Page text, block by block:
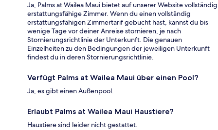
Ja, Palms at Wailea Maui bietet auf unserer Website vollständig
erstattungsfähige Zimmer. Wenn du einen vollständig
erstattungsfähigen Zimmertarif gebucht hast, kannst du bis
wenige Tage vor deiner Anreise stornieren, je nach
Stornierungsrichtlinie der Unterkunft. Die genauen
Einzelheiten zu den Bedingungen der jeweiligen Unterkunft
findest du in deren Stornierungsrichtlinie.
Verfügt Palms at Wailea Maui über einen Pool?
Ja, es gibt einen Außenpool.
Erlaubt Palms at Wailea Maui Haustiere?
Haustiere sind leider nicht gestattet.